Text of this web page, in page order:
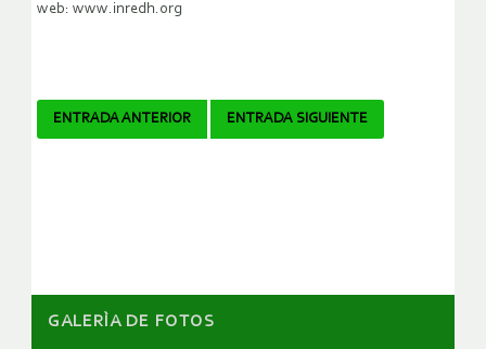
web: www.inredh.org
Navegador
ENTRADA ANTERIOR ENTRADA SIGUIENTE
GALERÌA DE FOTOS